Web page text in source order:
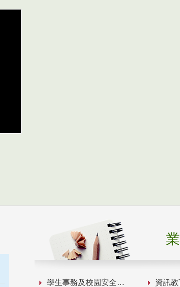
學生事務及校園安全 資訊